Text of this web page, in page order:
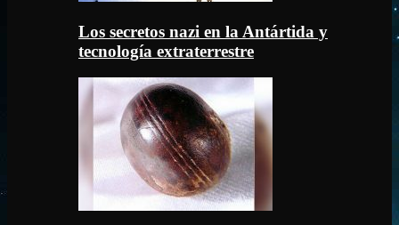
Los secretos nazi en la Antártida y
tecnología extraterrestre